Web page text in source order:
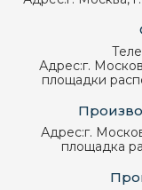
Адрес:г.
площадки
Адрес:г.
площадка